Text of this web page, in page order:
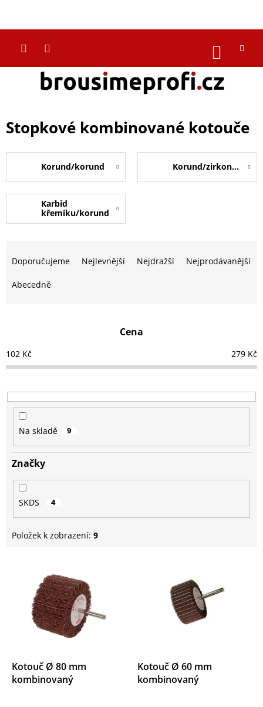
obsah
KOŠÍK
Stopkové kombinované kotouče
Korund/korund Korund/zirkonkorund
Karbid
křemíku/korund
e
o
d
k
t
Doporučujeme Nejlevnější Nejdražší Nejprodávanější
Abecedně
Cena
102 Kč 279 Kč
Na skladě 9
Značky
SKDS 4
Položek k zobrazení: 9
d
u
Kotouč Ø 80 mm
kombinovaný
Kotouč Ø 60 mm
kombinovaný